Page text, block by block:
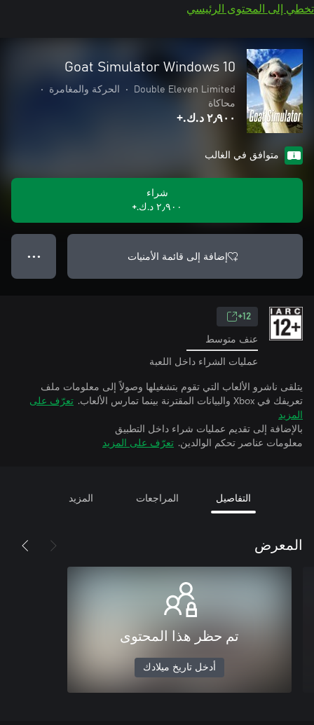
تخطي إلى المحتوى الرئيسي
Goat Simulator Windows 10
Double Eleven Limited
• الحركة والمغامرة
•
محاكاة
٢٫٩٠٠ د.ك.‏+
متوافق في الغالب
شراء
٢٫٩٠٠ د.ك.‏+
إضافة إلى قائمة الأمنيات ● ● ●
12+
عنف متوسط
عمليات الشراء داخل اللعبة
يتلقى ناشرو الألعاب التي تقوم بتشغيلها وصولاً إلى معلومات ملف
تعريفك في Xbox والبيانات المقترنة بينما تمارس الألعاب.
تعرّف على
المزيد
بالإضافة إلى تقديم عمليات شراء داخل التطبيق
معلومات عناصر تحكم الوالدين. تعرّف على المزيد
التفاصيل المراجعات المزيد
المعرض
تم حظر هذا المحتوى
أدخل تاريخ ميلادك